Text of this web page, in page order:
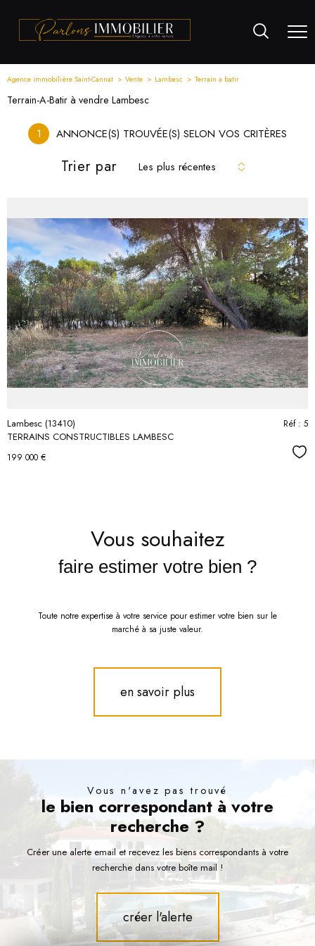
Agence immobilière Saint-Cannat Vente Lambesc Terrain a batir
Terrain-A-Batir à vendre Lambesc
1 ANNONCE(S) TROUVÉE(S) SELON VOS CRITÈRES
Trier par Les plus récentes
voir le
bien
Lambesc (13410)
TERRAINS CONSTRUCTIBLES LAMBESC
Réf : 5
199 000 €
Vous souhaitez
faire estimer votre bien ?
Toute notre expertise à votre service pour estimer votre bien sur le
marché à sa juste valeur.
en savoir plus
Vous n'avez pas trouvé
le bien correspondant à votre
recherche ?
Créer une alerte email et recevez les biens correspondants à votre
recherche dans votre boîte mail !
créer l'alerte